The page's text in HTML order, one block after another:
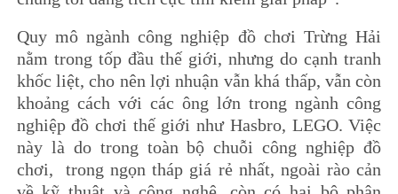
Quy mô ngành công nghiệp đồ chơi Trừng Hải
nằm trong tốp đầu thế giới, nhưng do cạnh tranh
khốc liệt, cho nên lợi nhuận vẫn khá thấp, vẫn còn
khoảng cách với các ông lớn trong ngành công
nghiệp đồ chơi thế giới như Hasbro, LEGO. Việc
này là do trong toàn bộ chuỗi công nghiệp đồ
chơi, trong ngọn tháp giá rẻ nhất, ngoài rào cản